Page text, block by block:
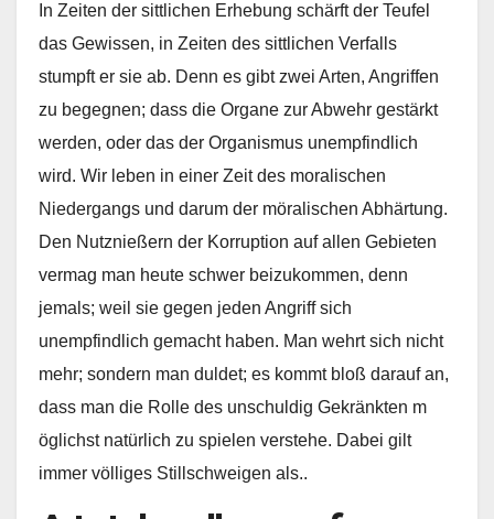
In Zeiten der sittlichen Erhebung schärft der Teufel
das Gewissen, in Zeiten des sittlichen Verfalls
stumpft er sie ab. Denn es gibt zwei Arten, Angriffen
zu begegnen; dass die Organe zur Abwehr gestärkt
werden, oder das der Organismus unempfindlich
wird. Wir leben in einer Zeit des moralischen
Niedergangs und darum der möralischen Abhärtung.
Den Nutznießern der Korruption auf allen Gebieten
vermag man heute schwer beizukommen, denn
jemals; weil sie gegen jeden Angriff sich
unempfindlich gemacht haben. Man wehrt sich nicht
mehr; sondern man duldet; es kommt bloß darauf an,
dass man die Rolle des unschuldig Gekränkten m
öglichst natürlich zu spielen verstehe. Dabei gilt
immer völliges Stillschweigen als..